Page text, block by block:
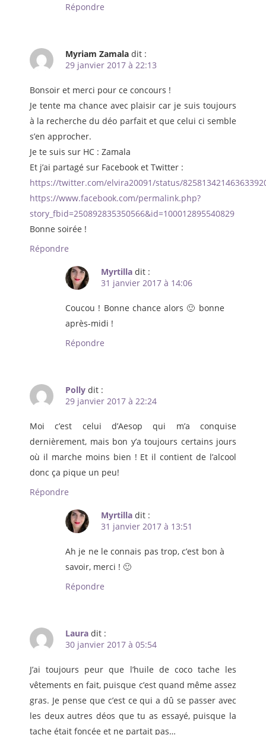
Répondre
Myriam Zamala dit :
29 janvier 2017 à 22:13
Bonsoir et merci pour ce concours !
Je tente ma chance avec plaisir car je suis toujours
à la recherche du déo parfait et que celui ci semble
s’en approcher.
Je te suis sur HC : Zamala
Et j’ai partagé sur Facebook et Twitter :
https://twitter.com/elvira20091/status/
https://www.facebook.com/permalink.php?
story_fbid=250892835350566&id=100012895540829
Bonne soirée !
Répondre
Myrtilla dit :
31 janvier 2017 à 14:06
Coucou ! Bonne chance alors 🙂 bonne
après-midi !
Répondre
Polly dit :
29 janvier 2017 à 22:24
Moi c’est celui d’Aesop qui m’a conquise
dernièrement, mais bon y’a toujours certains jours
où il marche moins bien ! Et il contient de l’alcool
donc ça pique un peu!
Répondre
Myrtilla dit :
31 janvier 2017 à 13:51
Ah je ne le connais pas trop, c’est bon à
savoir, merci ! 🙂
Répondre
Laura dit :
30 janvier 2017 à 05:54
J’ai toujours peur que l’huile de coco tache les
vêtements en fait, puisque c’est quand même assez
gras. Je pense que c’est ce qui a dû se passer avec
les deux autres déos que tu as essayé, puisque la
tache était foncée et ne partait pas…